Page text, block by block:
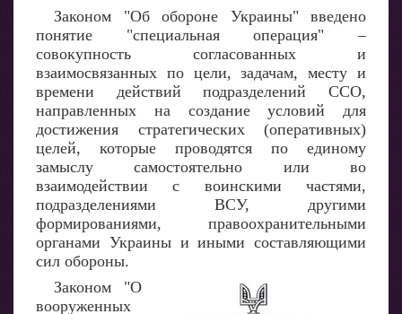
Законом "Об обороне Украины" введено
понятие "специальная операция" –
совокупность согласованных и
взаимосвязанных по цели, задачам, месту и
времени действий подразделений ССО,
направленных на создание условий для
достижения стратегических (оперативных)
целей, которые проводятся по единому
замыслу самостоятельно или во
взаимодействии с воинскими частями,
подразделениями ВСУ, другими
формированиями, правоохранительными
органами Украины и иными составляющими
сил обороны.
Законом "О
вооруженных